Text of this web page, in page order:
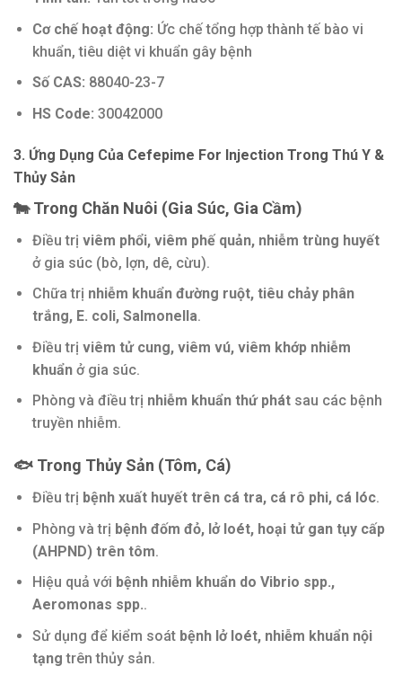
Cơ chế hoạt động: Ức chế tổng hợp thành tế bào vi
khuẩn, tiêu diệt vi khuẩn gây bệnh
Số CAS: 88040-23-7
HS Code: 30042000
3. Ứng Dụng Của Cefepime For Injection Trong Thú Y &
Thủy Sản
🐄 Trong Chăn Nuôi (Gia Súc, Gia Cầm)
Điều trị viêm phổi, viêm phế quản, nhiễm trùng huyết
ở gia súc (bò, lợn, dê, cừu).
Chữa trị nhiễm khuẩn đường ruột, tiêu chảy phân
trắng, E. coli, Salmonella.
Điều trị viêm tử cung, viêm vú, viêm khớp nhiễm
khuẩnở gia súc.
Phòng và điều trị nhiễm khuẩn thứ phátsau các bệnh
truyền nhiễm.
🐟 Trong Thủy Sản (Tôm, Cá)
Điều trị bệnh xuất huyết trên cá tra, cá rô phi, cá lóc.
Phòng và trị bệnh đốm đỏ, lở loét, hoại tử gan tụy cấp
(AHPND) trên tôm.
Hiệu quả với bệnh nhiễm khuẩn do Vibrio spp.,
Aeromonas spp..
Sử dụng để kiểm soát bệnh lở loét, nhiễm khuẩn nội
tạng trên thủy sản.